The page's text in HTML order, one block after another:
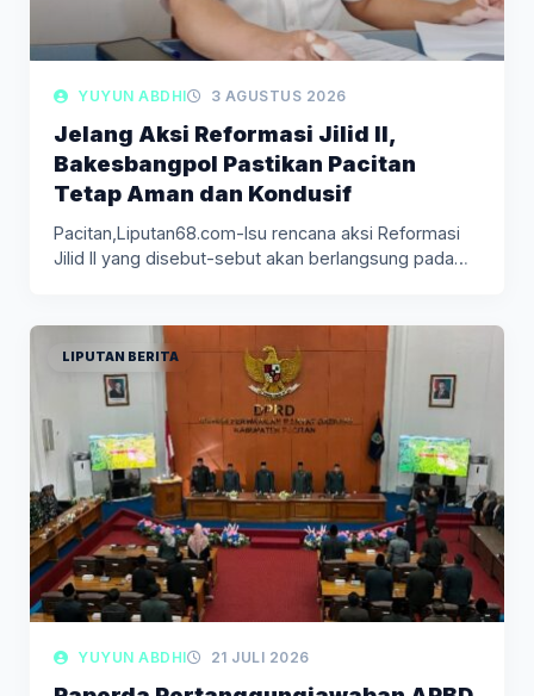
YUYUN ABDHI 3 AGUSTUS 2026
Jelang Aksi Reformasi Jilid II,
Bakesbangpol Pastikan Pacitan
Tetap Aman dan Kondusif
Pacitan,Liputan68.com-Isu rencana aksi Reformasi
Jilid II yang disebut-sebut akan berlangsung pada
LIPUTAN BERITA
YUYUN ABDHI 21 JULI 2026